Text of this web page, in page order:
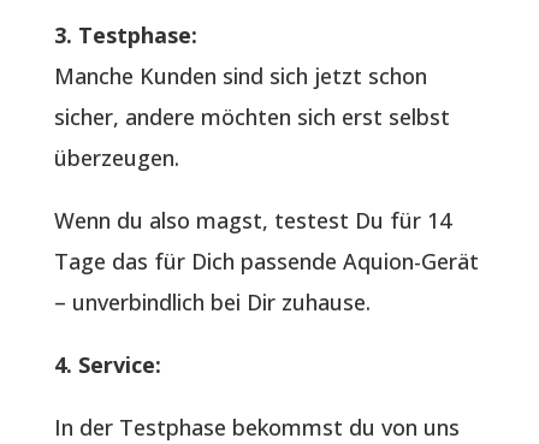
3. Testphase:
Manche Kunden sind sich jetzt schon
sicher, andere möchten sich erst selbst
überzeugen.
Wenn du also magst, testest Du für 14
Tage das für Dich passende Aquion-Gerät
– unverbindlich bei Dir zuhause.
4. Service:
In der Testphase bekommst du von uns